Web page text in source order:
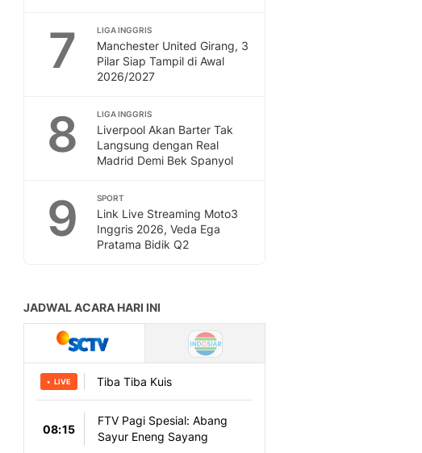
7 LIGA INGGRIS
Manchester United Girang, 3
Pilar Siap Tampil di Awal
2026/2027
8 LIGA INGGRIS
Liverpool Akan Barter Tak
Langsung dengan Real
Madrid Demi Bek Spanyol
9 SPORT
Link Live Streaming Moto3
Inggris 2026, Veda Ega
Pratama Bidik Q2